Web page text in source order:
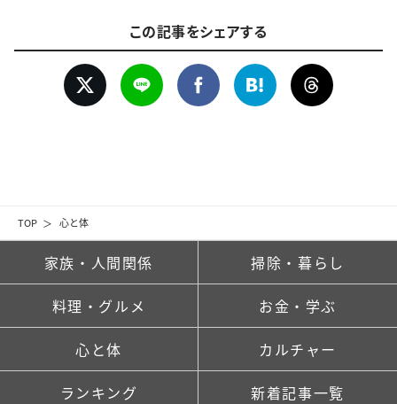
TOP 心と体
この記事をシェアする
家族・人間関係 掃除・暮らし
料理・グルメ お金・学ぶ
心と体 カルチャー
ランキング 新着記事一覧